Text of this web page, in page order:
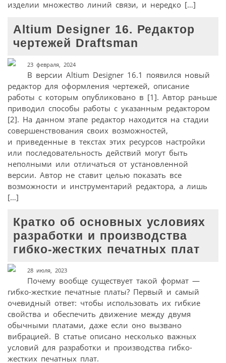
изделии множество линий связи, и нередко […]
Altium Designer 16. Редактор
чертежей Draftsman
23 февраля, 2024
В версии Altium Designer 16.1 появился новый
редактор для оформления чертежей, описание
работы с которым опубликовано в [1]. Автор раньше
приводил способы работы с указанным редактором
[2]. На данном этапе редактор находится на стадии
совершенствования своих возможностей,
и приведенные в текстах этих ресурсов настройки
или последовательность действий могут быть
неполными или отличаться от установленной
версии. Автор не ставит целью показать все
возможности и инструментарий редактора, а лишь
[…]
Кратко об основных условиях
разработки и производства
гибко-жестких печатных плат
28 июля, 2023
Почему вообще существует такой формат —
гибко-жесткие печатные платы? Первый и самый
очевидный ответ: чтобы использовать их гибкие
свойства и обеспечить движение между двумя
обычными платами, даже если оно вызвано
вибрацией. В статье описано несколько важных
условий для разработки и производства гибко-
жестких печатных плат.